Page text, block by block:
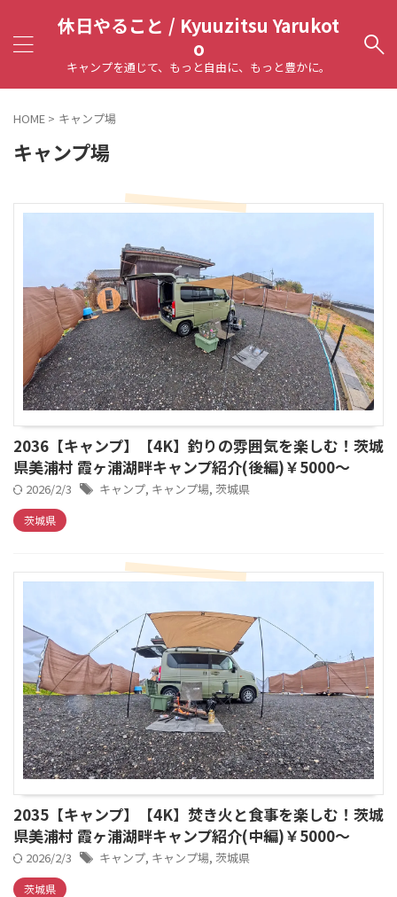
休日やること / Kyuuzitsu Yarukot
o
キャンプを通じて、もっと自由に、もっと豊かに。
HOME > キャンプ場
キャンプ場
2036【キャンプ】【4K】釣りの雰囲気を楽しむ！茨城
県美浦村 霞ヶ浦湖畔キャンプ紹介(後編)￥5000～
2026/2/3 キャンプ, キャンプ場, 茨城県
茨城県
2035【キャンプ】【4K】焚き火と食事を楽しむ！茨城
県美浦村 霞ヶ浦湖畔キャンプ紹介(中編)￥5000～
2026/2/3 キャンプ, キャンプ場, 茨城県
茨城県